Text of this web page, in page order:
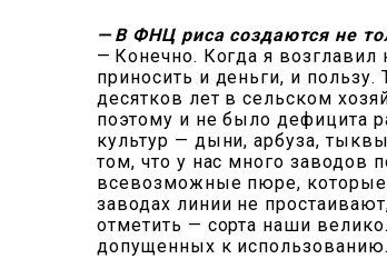
— В ФНЦ риса создаются не
— Конечно. Когда я возглавил
приносить и деньги, и
десятков лет в сельском
поэтому и не было дефицита
культур — дыни, арбуза,
том, что у нас много заводов
всевозможные пюре, которые
заводах линии не
отметить — сорта наши
допущенных к использованию.